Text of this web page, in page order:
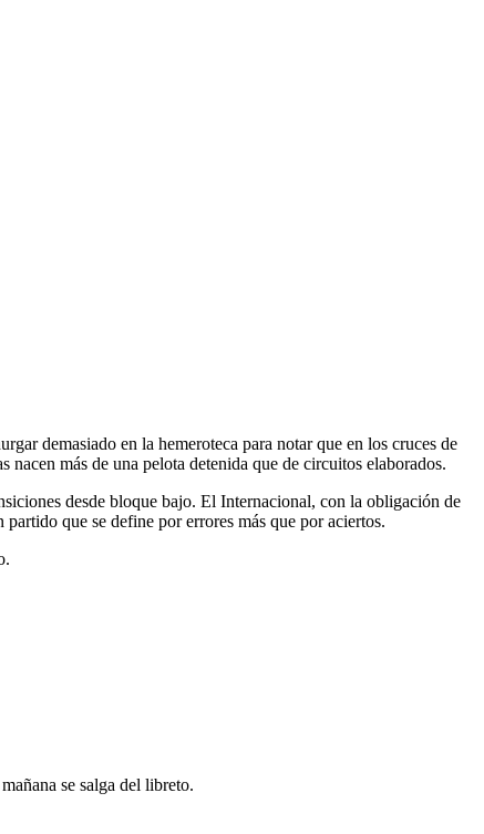
demasiado en la hemeroteca para notar que en los cruces de
más de una pelota detenida que de circuitos elaborados.
desde bloque bajo. El Internacional, con la obligación de
que se define por errores más que por aciertos.
se salga del libreto.